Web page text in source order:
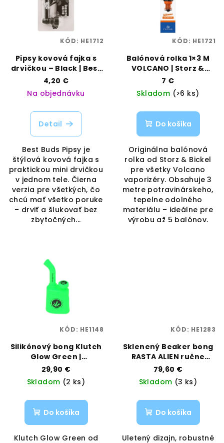
Pipsy kovová fajka s
drvičkou – Black | Best
Buds | Vaporama
4,20 €
Na objednávku
Detail
Best Buds Pipsy je
štýlová kovová fajka s
praktickou mini drvičkou
v jednom tele. Čierna
verzia pre všetkých, čo
chcú mať všetko poruke
– drviť a šlukovať bez
zbytočných...
KÓD: HE1712
Balónová rolka 1×3 M
VOLCANO | Storz &
Bickel | Vaporama
7 €
Skladom (>6 ks)
Do košíka
Originálna balónová
rolka od Storz & Bickel
pre všetky Volcano
vaporizéry. Obsahuje 3
metre potravinárskeho,
tepelne odolného
materiálu – ideálne pre
výrobu až 5 balónov.
KÓD: HE1721
Silikónový bong Klutch
Glow Green |
PieceMaker | Vaporama
29,90 €
Skladom (2 ks)
Do košíka
Klutch Glow Green od
KÓD: HE1148
Sklenený Beaker bong
RASTA ALIEN ručne
maľovaný – 33 cm |
Vaporama
79,60 €
Skladom (3 ks)
Do košíka
Uletený dizajn, robustné
KÓD: HE1283